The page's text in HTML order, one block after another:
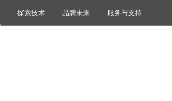
探索技术 品牌未来 服务与支持